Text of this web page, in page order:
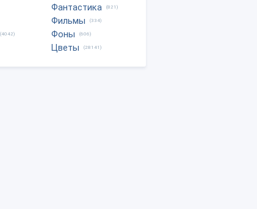
(4042)
Фантастика (821)
Фильмы (334)
Фоны (606)
Цветы (28141)